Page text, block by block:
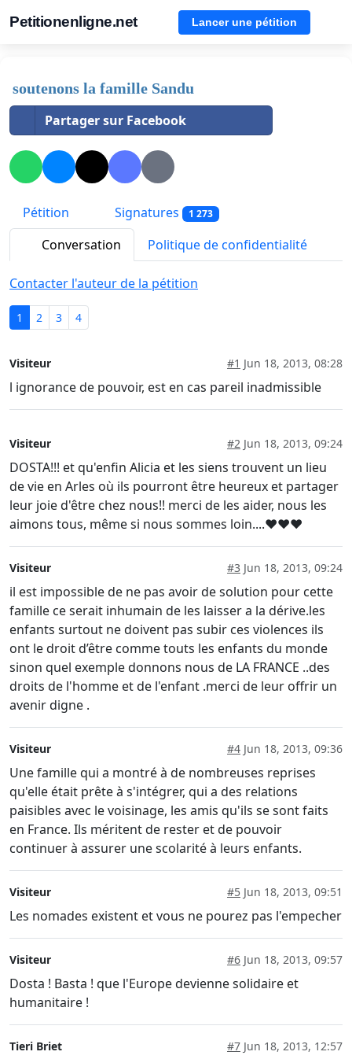
Petitionenligne.net Lancer une pétition
soutenons la famille Sandu
Partager sur Facebook
Pétition Signatures 1 273
Conversation Politique de confidentialité
Contacter l'auteur de la pétition
1 2 3 4
Visiteur #1 Jun 18, 2013, 08:28
l ignorance de pouvoir, est en cas pareil inadmissible
Visiteur #2 Jun 18, 2013, 09:24
DOSTA!!! et qu'enfin Alicia et les siens trouvent un lieu
de vie en Arles où ils pourront être heureux et partager
leur joie d'être chez nous!! merci de les aider, nous les
aimons tous, même si nous sommes loin....♥♥♥
Visiteur #3 Jun 18, 2013, 09:24
il est impossible de ne pas avoir de solution pour cette
famille ce serait inhumain de les laisser a la dérive.les
enfants surtout ne doivent pas subir ces violences ils
ont le droit d’être comme touts les enfants du monde
sinon quel exemple donnons nous de LA FRANCE ..des
droits de l'homme et de l'enfant .merci de leur offrir un
avenir digne .
Visiteur #4 Jun 18, 2013, 09:36
Une famille qui a montré à de nombreuses reprises
qu'elle était prête à s'intégrer, qui a des relations
paisibles avec le voisinage, les amis qu'ils se sont faits
en France. Ils méritent de rester et de pouvoir
continuer à assurer une scolarité à leurs enfants.
Visiteur #5 Jun 18, 2013, 09:51
Les nomades existent et vous ne pourez pas l'empecher
Visiteur #6 Jun 18, 2013, 09:57
Dosta ! Basta ! que l'Europe devienne solidaire et
humanitaire !
Tieri Briet #7 Jun 18, 2013, 12:57